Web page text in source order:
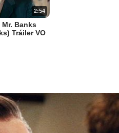
2:54
Banks
Tráiler VO